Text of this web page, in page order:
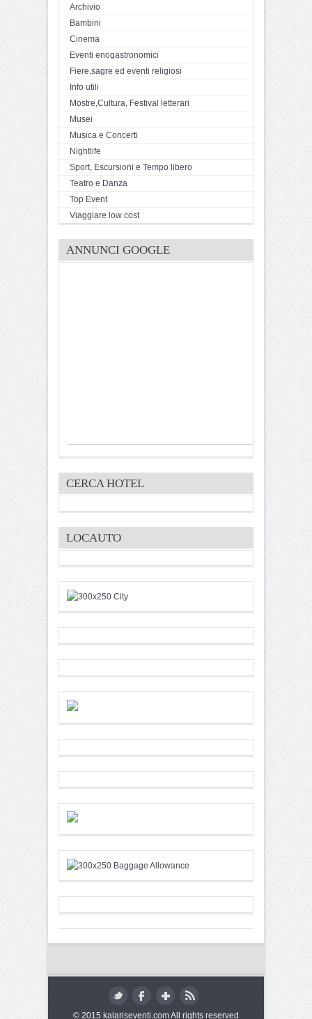
Archivio
Bambini
Cinema
Eventi enogastronomici
Fiere,sagre ed eventi religiosi
Info utili
Mostre,Cultura, Festival letterari
Musei
Musica e Concerti
Nightlife
Sport, Escursioni e Tempo libero
Teatro e Danza
Top Event
Viaggiare low cost
ANNUNCI GOOGLE
CERCA HOTEL
LOCAUTO
© 2015 kalariseventi.com All rights reserved